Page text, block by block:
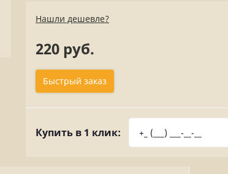
Нашли дешевле?
220 руб.
Быстрый заказ
Купить в 1 клик: